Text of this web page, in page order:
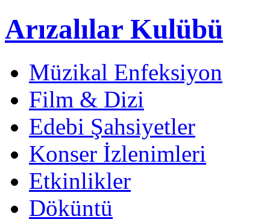
Arızalılar Kulübü
Müzikal Enfeksiyon
Film & Dizi
Edebi Şahsiyetler
Konser İzlenimleri
Etkinlikler
Döküntü